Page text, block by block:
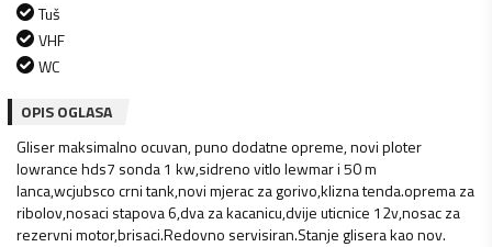
Tuš
VHF
WC
OPIS OGLASA
Gliser maksimalno ocuvan, puno dodatne opreme, novi ploter
lowrance hds7 sonda 1 kw,sidreno vitlo lewmar i 50 m
lanca,wcjubsco crni tank,novi mjerac za gorivo,klizna tenda.oprema za
ribolov,nosaci stapova 6,dva za kacanicu,dvije uticnice 12v,nosac za
rezervni motor,brisaci.Redovno servisiran.Stanje glisera kao nov.